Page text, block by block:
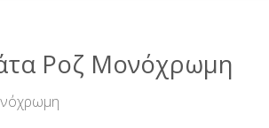
Ροζ Μονόχρωμη